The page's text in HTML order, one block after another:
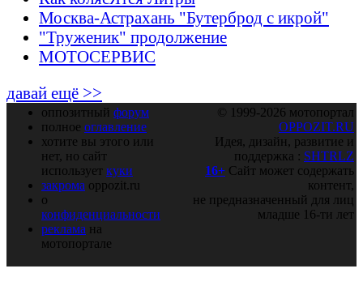
Москва-Астрахань "Бутерброд с икрой"
"Труженик" продолжение
МОТОСЕРВИС
давай ещё >>
оппозитный форум
полное оглавление
хотите вы этого или
нет, но сайт
использует куки
закрома oppozit.ru
о
конфиденциальности
реклама на
мотопортале
© 1999-2026 мотопортал
OPPOZIT.RU
Идея, дизайн, развитие и
поддержка : SHTRLZ
16+ Сайт может содержать
контент,
не предназначенный для лиц
младше 16-ти лет